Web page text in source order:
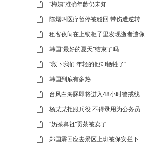
“梅姨”准确年龄仍未知
陈熠叫医疗暂停被驳回 带伤遭逆转
租客夜间在上锁柜子里发现逝者遗像
韩国“最好的夏天”结束了吗
“救下我们 年轻的他却牺牲了”
韩国到底有多热
台风白海豚即将进入48小时警戒线
杨某某拒服兵役 不得录用为公务员
“奶茶鼻祖”贡茶被卖了
郑国霖回应去景区上班被保安拦下